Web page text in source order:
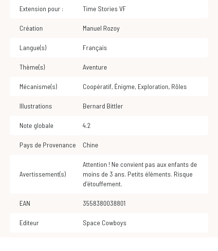
Extension pour : Time Stories VF
Création Manuel Rozoy
Langue(s) Français
Thème(s) Aventure
Mécanisme(s) Coopératif, Énigme, Exploration, Rôles
Illustrations Bernard Bittler
Note globale 4.2
Pays de Provenance Chine
Avertissement(s)
Attention ! Ne convient pas aux enfants de
moins de 3 ans. Petits éléments. Risque
d'étouffement.
EAN 3558380038801
Editeur Space Cowboys